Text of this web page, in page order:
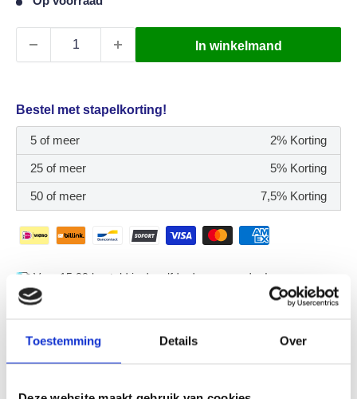
Toestemming Details Over
In winkelmand
Bestel met stapelkorting!
5 of meer 2% Korting
25 of meer 5% Korting
50 of meer 7,5% Korting
Voor 15:00 besteld is dezelfde dag verzonden!
Koop nu, betaal later met Billink
Geen mogelijkheid om op factuur via Billink te betalen? Mail